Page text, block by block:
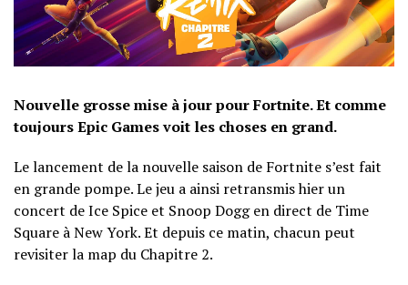
Nouvelle grosse mise à jour pour Fortnite. Et comme
toujours Epic Games voit les choses en grand.
Le lancement de la nouvelle saison de Fortnite s’est fait
en grande pompe. Le jeu a ainsi retransmis hier un
concert de Ice Spice et Snoop Dogg en direct de Time
Square à New York. Et depuis ce matin, chacun peut
revisiter la map du Chapitre 2.